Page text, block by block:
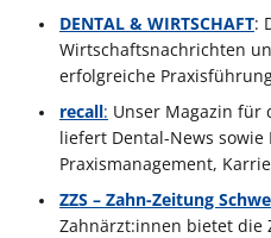
DENTAL & WIRTSCHAFT:
Wirtschaftsnachrichten
erfolgreiche
recall: Unser Magazin für
liefert Dental-News sowie
Praxismanagement,
ZZS – Zahn-Zeitung
Zahnärzt:innen bietet die